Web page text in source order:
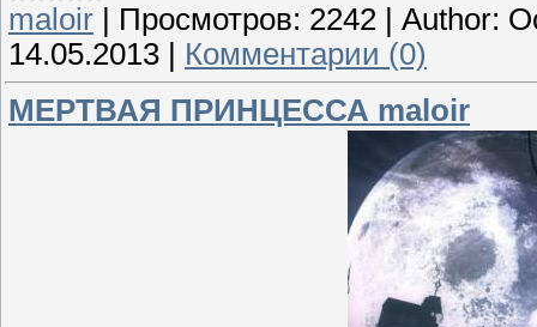
maloir | Просмотров: 2242 | Author:
14.05.2013 | Комментарии (0)
МЕРТВАЯ ПРИНЦЕССА maloir